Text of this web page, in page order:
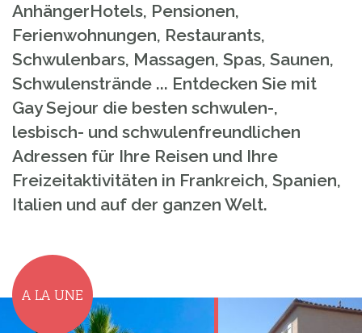
AnhängerHotels, Pensionen,
Ferienwohnungen, Restaurants,
Schwulenbars, Massagen, Spas, Saunen,
Schwulenstrände ... Entdecken Sie mit
Gay Sejour die besten schwulen-,
lesbisch- und schwulenfreundlichen
Adressen für Ihre Reisen und Ihre
Freizeitaktivitäten in Frankreich, Spanien,
Italien und auf der ganzen Welt.
A LA UNE